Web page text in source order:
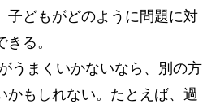
子どもがどのように問題に対
る。
うまくいかないなら、別の方
もしれない。たとえば、過